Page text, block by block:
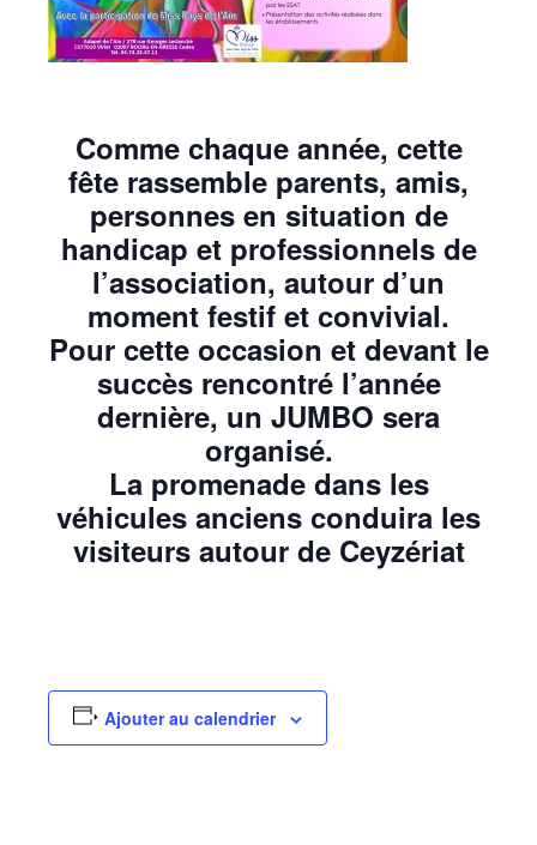
Comme chaque année, cette
fête rassemble parents, amis,
personnes en situation de
handicap et professionnels de
l’association, autour d’un
moment festif et convivial.
Pour cette occasion et devant le
succès rencontré l’année
dernière, un JUMBO sera
organisé.
La promenade dans les
véhicules anciens conduira les
visiteurs autour de Ceyzériat
Ajouter au calendrier